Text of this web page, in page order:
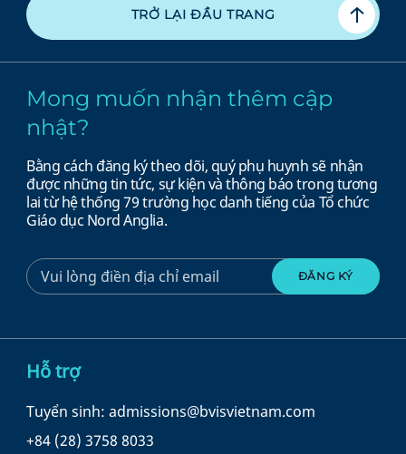
TRỞ LẠI ĐẦU TRANG
Mong muốn nhận thêm cập
nhật?
Bằng cách đăng ký theo dõi, quý phụ huynh sẽ nhận
được những tin tức, sự kiện và thông báo trong tương
lai từ hệ thống 79 trường học danh tiếng của Tổ chức
Giáo dục Nord Anglia.
Hỗ trợ
Tuyển sinh: admissions@bvisvietnam.com
+84 (28) 3758 8033